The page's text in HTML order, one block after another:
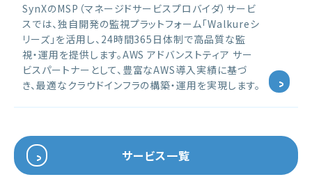
サービス一覧
SynXのMSP（マネージドサービスプロバイダ）サービ
スでは、独自開発の監視プラットフォーム「Walkureシ
リーズ」を活用し、24時間365日体制で高品質な監
視・運用を提供します。AWS アドバンストティア サー
ビスパートナーとして、豊富なAWS導入実績に基づ
き、最適なクラウドインフラの構築・運用を実現します。